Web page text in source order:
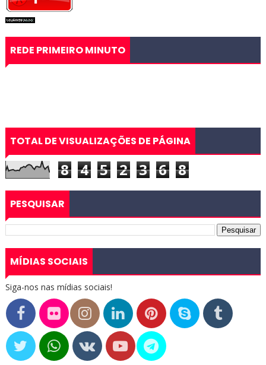
REDE PRIMEIRO MINUTO
TOTAL DE VISUALIZAÇÕES DE PÁGINA
8 4 5 2 3 6 8
PESQUISAR
MÍDIAS SOCIAIS
Siga-nos nas mídias sociais!